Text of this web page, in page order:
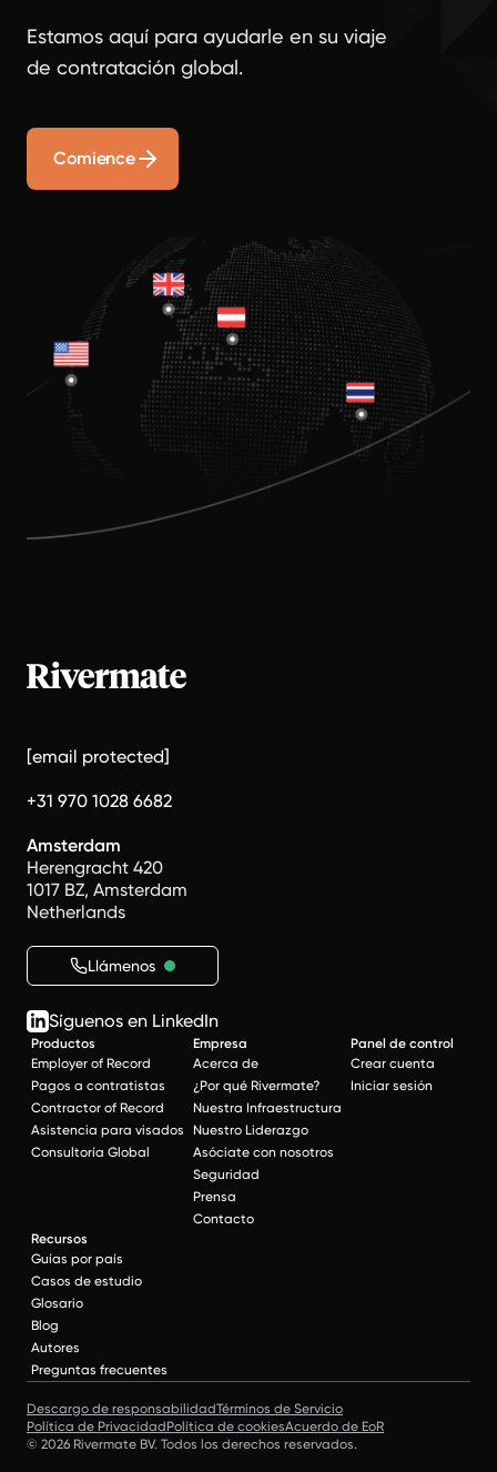
Estamos aquí para ayudarle en su viaje
de contratación global.
Comience
[email protected]
+31 970 1028 6682
Amsterdam
Herengracht 420
1017 BZ, Amsterdam
Netherlands
Llámenos
Síguenos en LinkedIn
Productos
Employer of Record
Pagos a contratistas
Contractor of Record
Asistencia para visados
Consultoría Global
Empresa
Acerca de
¿Por qué Rivermate?
Nuestra Infraestructura
Nuestro Liderazgo
Asóciate con nosotros
Seguridad
Prensa
Contacto
Panel de control
Crear cuenta
Iniciar sesión
Recursos
Guías por país
Casos de estudio
Glosario
Blog
Autores
Preguntas frecuentes
Descargo de responsabilidadTérminos de Servicio
Política de PrivacidadPolítica de cookiesAcuerdo de EoR
© 2026 Rivermate BV. Todos los derechos reservados.